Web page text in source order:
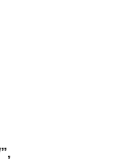
”,